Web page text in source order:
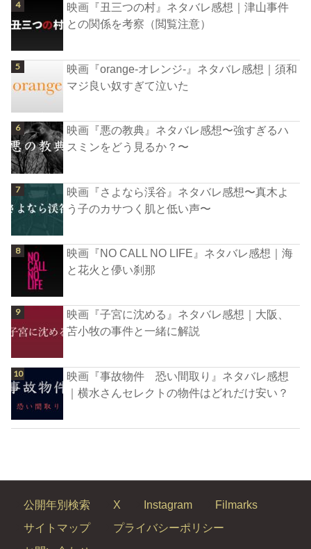
映画『丑三つの村』ネタバレ感想｜津山事件
との関係を考察（閲覧注意）
映画『orange-オレンジ-』ネタバレ感想｜須和
マジ良い奴すぎて泣いた
映画『悪の教典』ネタバレ感想〜強すぎるハ
スミンをどう見るか？〜
映画『さよなら渓谷』ネタバレ感想〜真木よ
う子のカサつく肌と低い声〜
映画『NO CALL NO LIFE』ネタバレ感想｜海
と花火と儚い刹那
映画『子宮に沈める』ネタバレ感想｜大阪、
苫小牧の事件と一緒に解説
映画『事故物件 恐い間取り』ネタバレ感想
｜横水さんセレクトの物件はどれだけ安い？
公開年別検索 X Instagram
Filmarks
サイトマップ
プライバシーポリシー